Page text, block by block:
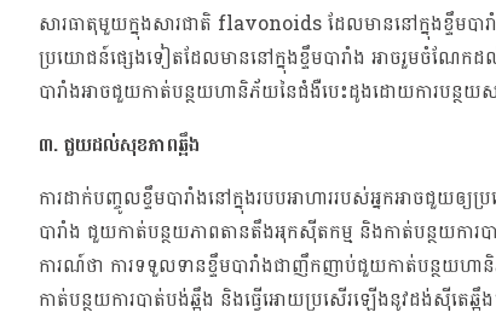
សារធាតុមួយក្នុងសារជាតិ flavonoids ដែលមាននៅក្នុងខ្ទឹម
ប្រយោជន៍ផ្សេងទៀតដែលមាននៅក្នុងខ្ទឹមបារាំង អាចរួមចំណែក
បារាំងអាចជួយកាត់បន្ថយហានិភ័យនៃជំងឺបេះដូងដោយការបន្ថយ
៣. ជួយដល់សុខភាពឆ្អឹង
ការដាក់បញ្ចូលខ្ទឹមបារាំងនៅក្នុងរបបអាហាររបស់អ្នកអាចជួយ
បារាំង ជួយកាត់បន្ថយភាពតានតឹងអុកស៊ីតកម្ម និងកាត់បន្ថយក
ការណ៍ថា ការទទួលទានខ្ទឹមបារាំងជាញឹកញាប់ជួយកាត់បន្ថយហានិ
កាត់បន្ថយការបាត់បង់ឆ្អឹង និងធ្វើអោយប្រសើរឡើងនូវដង់ស៊ីតេ